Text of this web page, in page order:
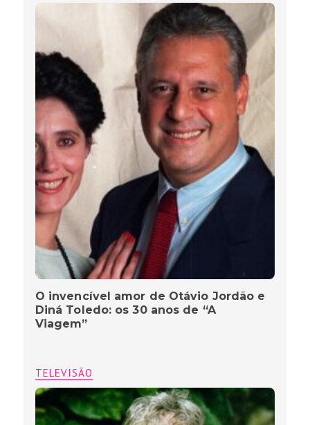
O invencível amor de Otávio Jordão e
Diná Toledo: os 30 anos de “A
Viagem”
TELEVISÃO